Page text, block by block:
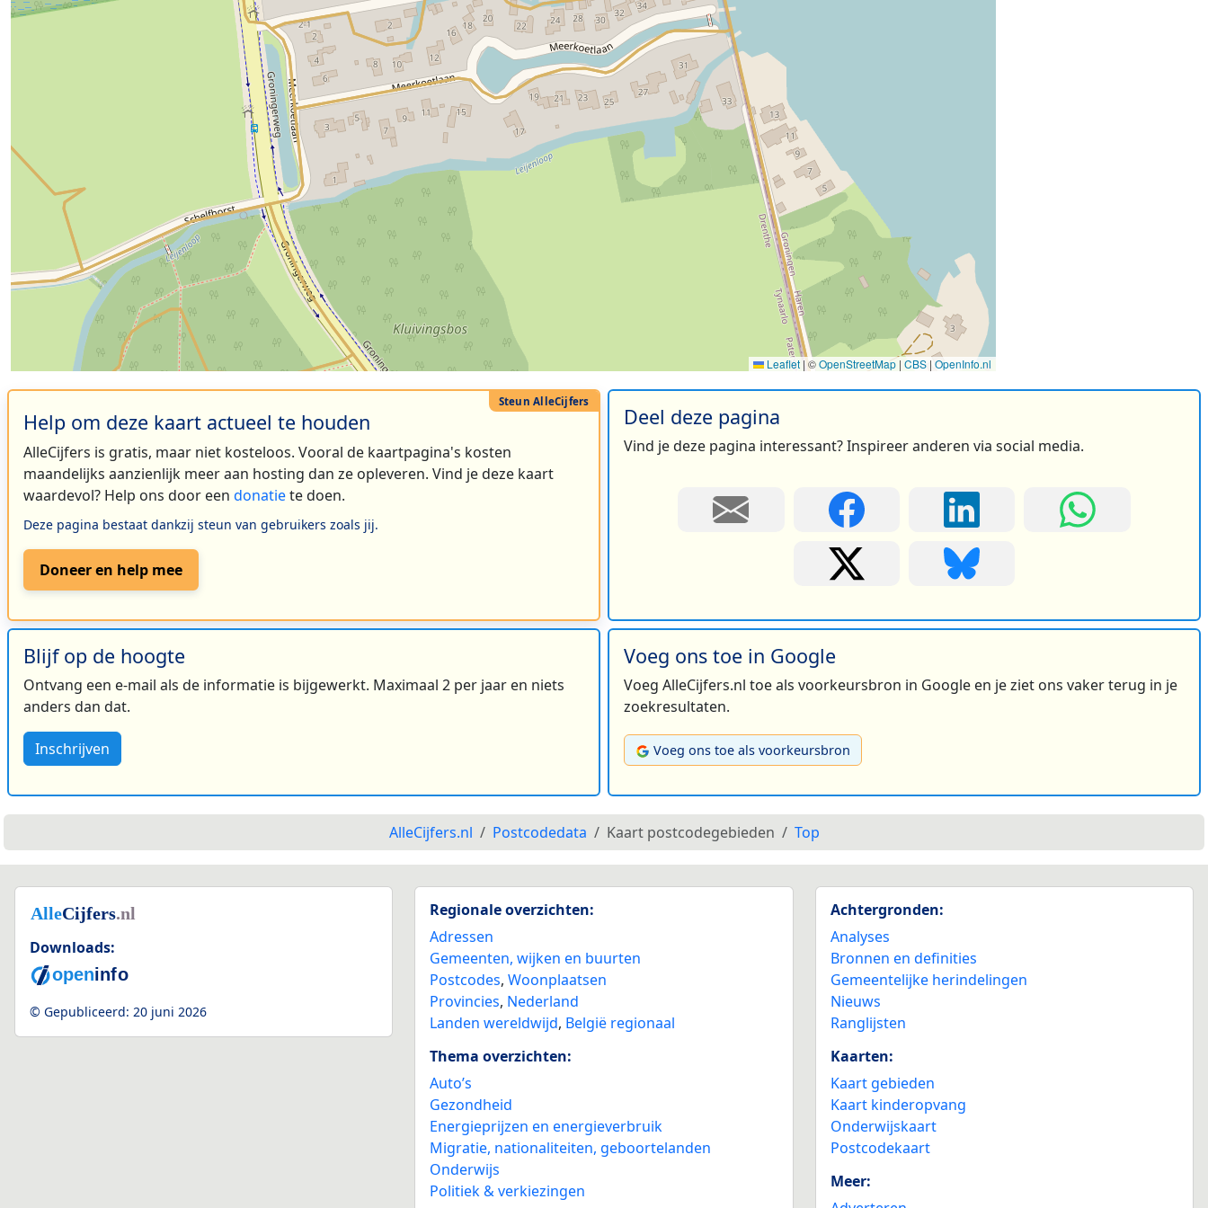
Leaflet | ©OpenStreetMap | CBS | OpenInfo.nl
Help om deze kaart actueel te houden
AlleCijfers is gratis, maar niet kosteloos. Vooral de kaartpagina's kosten
maandelijks aanzienlijk meer aan hosting dan ze opleveren. Vind je deze kaart
waardevol? Help ons door een donatiete doen.
Deze pagina bestaat dankzij steun van gebruikers zoals jij.
Doneer en help mee
Deel deze pagina
Vind je deze pagina interessant? Inspireer anderen via social media.
Blijf op de hoogte
Ontvang een e-mail als de informatie is bijgewerkt. Maximaal 2 per jaar en niets
anders dan dat.
Inschrijven
Voeg ons toe in Google
Voeg AlleCijfers.nl toe als voorkeursbron in Google en je ziet ons vaker terug in je
zoekresultaten.
Voeg ons toe als voorkeursbron
AlleCijfers.nl Postcodedata Kaart postcodegebieden Top
Downloads:
© Gepubliceerd: 20 juni 2026
Regionale overzichten:
Adressen
Gemeenten, wijken en buurten
Postcodes,Woonplaatsen
Provincies, Nederland
Landen wereldwijd, België regionaal
Thema overzichten:
Auto’s
Gezondheid
Energieprijzen en energieverbruik
Migratie, nationaliteiten, geboortelanden
Onderwijs
Politiek & verkiezingen
Achtergronden:
Analyses
Bronnen en definities
Gemeentelijke herindelingen
Nieuws
Ranglijsten
Kaarten:
Kaart gebieden
Kaart kinderopvang
Onderwijskaart
Postcodekaart
Meer: